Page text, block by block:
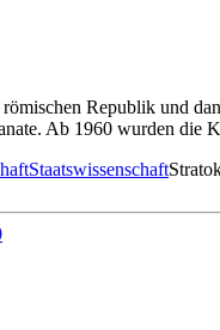
Republik und
Ab 1960 wurden
Staatswissenschaft